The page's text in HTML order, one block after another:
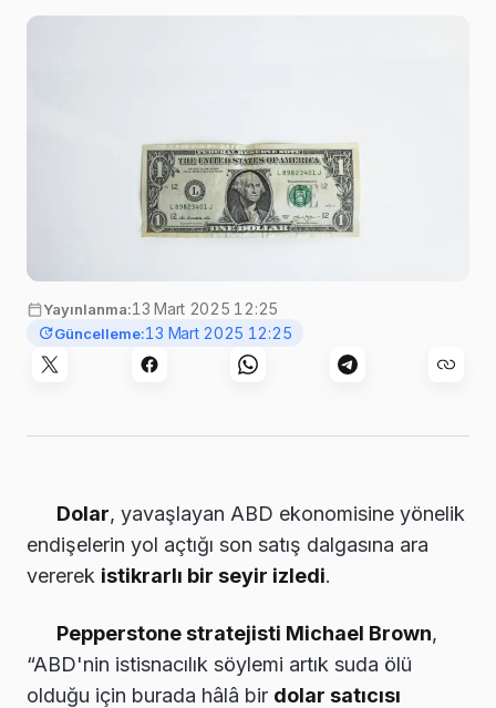
olurdum.” dedi.Dolar güvenli liman olmaktan…
Görsel: Kenny Eliason
Yayınlanma:13 Mart 2025 12:25
Güncelleme:13 Mart 2025 12:25
Dolar, yavaşlayan ABD ekonomisine yönelik
endişelerin yol açtığı son satış dalgasına ara
vererek istikrarlı bir seyir izledi.
Pepperstone stratejisti Michael Brown,
“ABD'nin istisnacılık söylemi artık suda ölü
olduğu için burada hâlâ bir dolar satıcısı